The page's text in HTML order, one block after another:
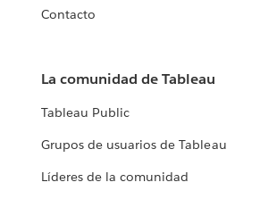
Contacto
La comunidad de Tableau
Tableau Public
Grupos de usuarios de Tableau
Líderes de la comunidad